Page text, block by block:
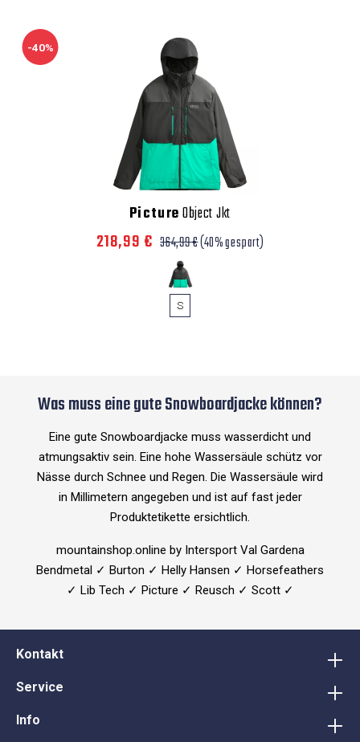
-40%
PictureObject Jkt
218,99 € 364,99 €(40% gespart)
S
Was muss eine gute Snowboardjacke können?
Eine gute Snowboardjacke muss wasserdicht und
atmungsaktiv sein. Eine hohe Wassersäule schütz vor
Nässe durch Schnee und Regen. Die Wassersäule wird
in Millimetern angegeben und ist auf fast jeder
Produktetikette ersichtlich.
mountainshop.online by Intersport Val Gardena
Bendmetal ✓ Burton ✓ Helly Hansen ✓ Horsefeathers
✓ Lib Tech ✓ Picture ✓ Reusch ✓ Scott ✓
Kontakt
Service
Info